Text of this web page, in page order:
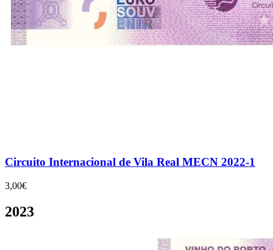
Circuito Internacional de Vila Real MECN 2022-1
3,00€
2023